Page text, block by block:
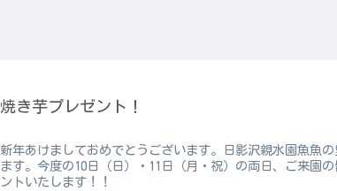
焼き芋プレゼント！
新年あけましておめでとうございます。日影沢親水園魚魚
ます。今度の10日（日）・11日（月・祝）の両日、ご来園
ントいたします！！